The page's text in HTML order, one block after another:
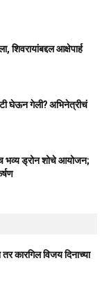
आक्षेपार्ह
घेऊन गेली? अभिनेत्रीचं
भव्य ड्रोन शोचे आयोजन;
कारगिल विजय दिनाच्या